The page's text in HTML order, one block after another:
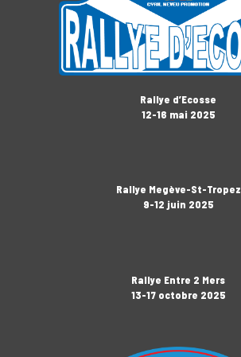
Rallye d’Ecosse
12-16 mai 2025
Rallye Megève-St-Tropez
9-12 juin 2025
Rallye Entre 2 Mers
13-17 octobre 2025